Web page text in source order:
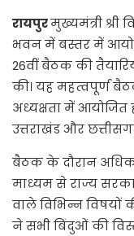
रायपुरमुख्यमंत्री श्री
भवन में बस्तर में
26वीं बैठक की
की। यह महत्वपूर्ण
अध्यक्षता में आयोजित
उत्तराखंड और
बैठक के दौरान
माध्यम से राज्य
वाले विभिन्न विषयों
ने सभी बिंदुओं की